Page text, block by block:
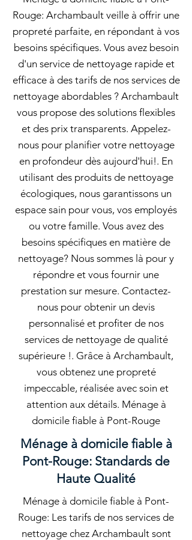
Rouge: Archambault veille à offrir une
propreté parfaite, en répondant à vos
besoins spécifiques. Vous avez besoin
d'un service de nettoyage rapide et
efficace à des tarifs de nos services de
nettoyage abordables ? Archambault
vous propose des solutions flexibles
et des prix transparents. Appelez-
nous pour planifier votre nettoyage
en profondeur dès aujourd'hui!. En
utilisant des produits de nettoyage
écologiques, nous garantissons un
espace sain pour vous, vos employés
ou votre famille. Vous avez des
besoins spécifiques en matière de
nettoyage? Nous sommes là pour y
répondre et vous fournir une
prestation sur mesure. Contactez-
nous pour obtenir un devis
personnalisé et profiter de nos
services de nettoyage de qualité
supérieure !. Grâce à Archambault,
vous obtenez une propreté
impeccable, réalisée avec soin et
attention aux détails. Ménage à
domicile fiable à Pont-Rouge
Ménage à domicile fiable à
Pont-Rouge: Standards de
Haute Qualité
Ménage à domicile fiable à Pont-
Rouge: Les tarifs de nos services de
nettoyage chez Archambault sont